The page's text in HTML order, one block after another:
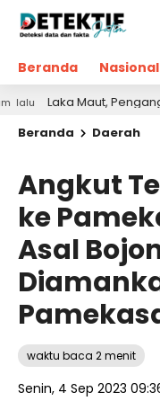
Beranda Nasional
Maut, Pengangkut BBM
Beranda
Daerah
Angkut
ke
Asal
waktu baca 2 menit
Senin, 4 Sep 2023